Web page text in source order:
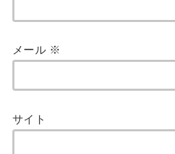
メール ※
サイト